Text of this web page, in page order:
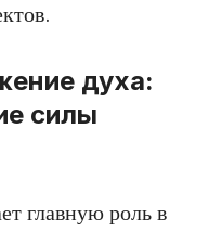
духа:
силы
главную роль в